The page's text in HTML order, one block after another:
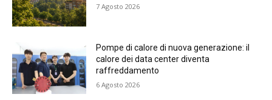
7 Agosto 2026
Pompe di calore di nuova generazione: il
calore dei data center diventa
raffreddamento
6 Agosto 2026